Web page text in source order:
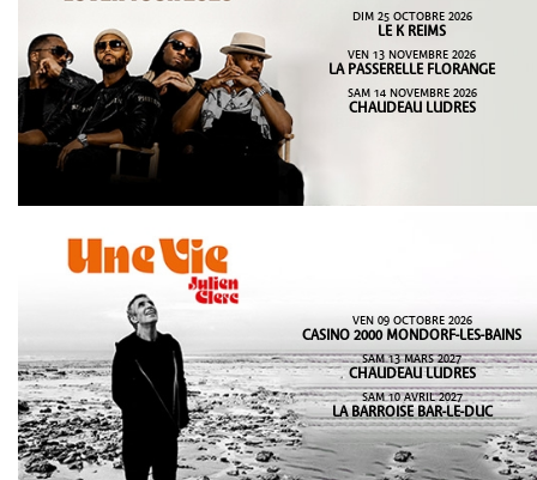
DIM 25 OCTOBRE 2026
LE K REIMS
VEN 13 NOVEMBRE 2026
LA PASSERELLE FLORANGE
SAM 14 NOVEMBRE 2026
CHAUDEAU LUDRES
VEN 09 OCTOBRE 2026
CASINO 2000 MONDORF-LES-BAINS
SAM 13 MARS 2027
CHAUDEAU LUDRES
SAM 10 AVRIL 2027
LA BARROISE BAR-LE-DUC